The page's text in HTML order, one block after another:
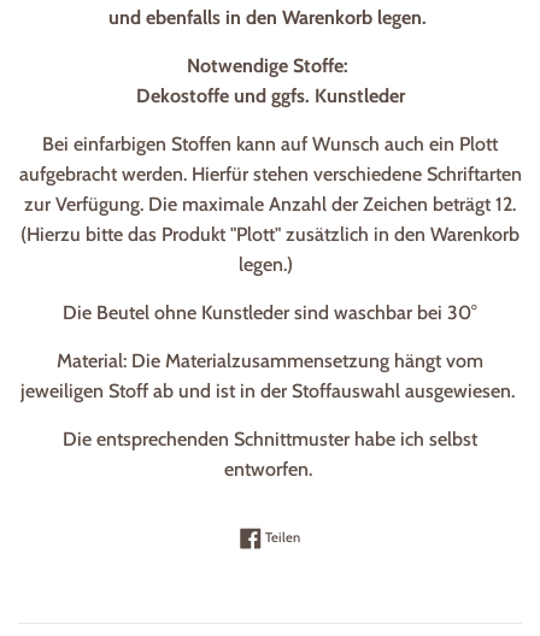
und ebenfalls in den Warenkorb legen.
Notwendige Stoffe:
Dekostoffe und ggfs. Kunstleder
Bei einfarbigen Stoffen kann auf Wunsch auch ein Plott
aufgebracht werden. Hierfür stehen verschiedene Schriftarten
zur Verfügung. Die maximale Anzahl der Zeichen beträgt 12.
(Hierzu bitte das Produkt "Plott" zusätzlich in den Warenkorb
legen.)
Die Beutel ohne Kunstleder sind waschbar bei 30°
Material: Die Materialzusammensetzung hängt vom
jeweiligen Stoff ab und ist in der Stoffauswahl ausgewiesen.
Die entsprechenden Schnittmuster habe ich selbst
entworfen.
TeilenAuf Facebook teilen